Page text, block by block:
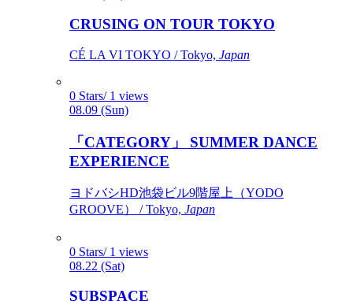
CRUSING ON TOUR TOKYO
CÉ LA VI TOKYO / Tokyo, Japan
0 Stars/ 1 views
08.09 (Sun)
「CATEGORY」 SUMMER DANCE
EXPERIENCE
ヨドバシHD池袋ビル9階屋上（YODO
GROOVE） / Tokyo, Japan
0 Stars/ 1 views
08.22 (Sat)
SUBSPACE